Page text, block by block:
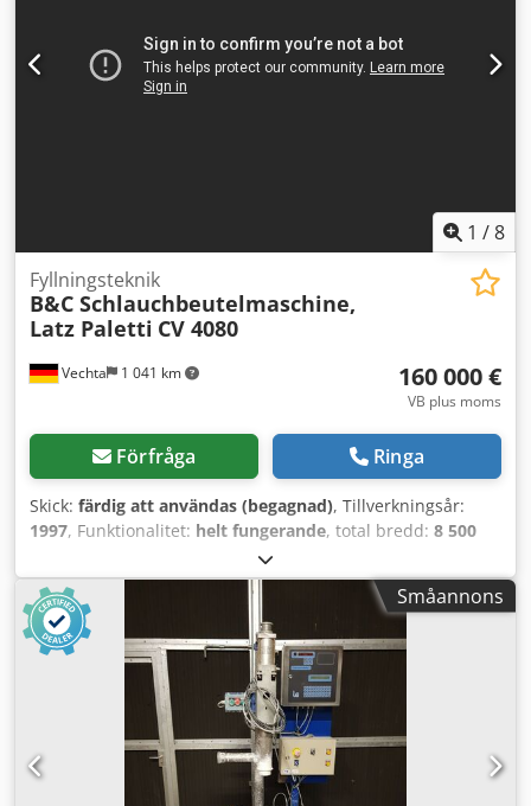
1 /8
Vechta 1 041 km
Fyllningsteknik
B&C Schlauchbeutelmaschine,
Latz Paletti CV 4080
160 000 €
VB plus moms
Förfråga Ringa
Skick: färdig att användas (begagnad), Tillverkningsår:
1997, Funktionalitet: helt fungerande, total bredd: 8 500
, total höjd:
handlar om 2 kompletta förpackningslinjer, som här
används för jordprodukter, och som består av: 2 B&C
(Bertoncello & Cecchin, Italien) påsmaskiner CV 4080 DN,
tillverkade 1997, konstruerade för påsar på 10, 15, 20, 45,
50 och 70 liter, samt delvis även för bärväskor, med
förslutningsband. 2 Latz-pallstaplare LHP 1800 (ny Siemens
S7-styrning installerad 2025) 1 Latz-sträckfilmsmaskin
Dodpfxszr E T Ro Aqlewa Allt detta med tillhörande
transportörband. Anläggningarna är fortfarande
Småannons